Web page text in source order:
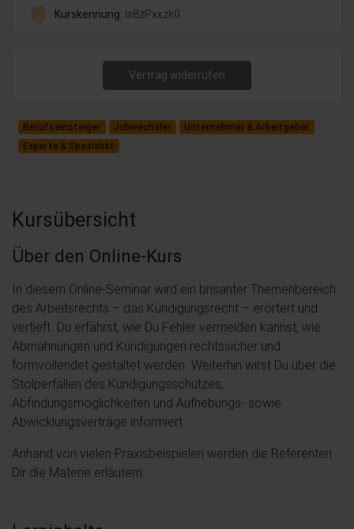
fingerprint Kurskennung: lx8zPxxzk0
Vertrag widerrufen
Berufseinsteiger Jobwechsler
Unternehmer & Arbeitgeber
Experte & Spezialist
Kursübersicht
Über den Online-Kurs
In diesem Online-Seminar wird ein brisanter Themenbereich
des Arbeitsrechts – das Kündigungsrecht – erörtert und
vertieft. Du erfährst, wie Du Fehler vermeiden kannst, wie
Abmahnungen und Kündigungen rechtssicher und
formvollendet gestaltet werden. Weiterhin wirst Du über die
Stolperfallen des Kündigungsschutzes,
Abfindungsmöglichkeiten und Aufhebungs- sowie
Abwicklungsverträge informiert.
Anhand von vielen Praxisbeispielen werden die Referenten
Dir die Materie erläutern.